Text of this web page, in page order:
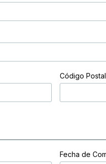
Código Postal